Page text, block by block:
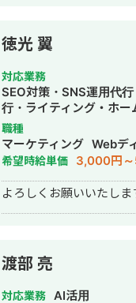
オートメーションを使い
Slack・各種AIツールを
な業務を自動化させるこ
ているので、業務改善も
す。 いかなる仕事であれ頂いた仕事に
対して、精神誠意ご対応
す。 宜しくお願い致しま
イドセールス・フィール
職種・22業務領域をF-1
に分解し、218の詳細作
ルまで体系化。各タスク
分（A〜D）・ROI・工
自フレームワークにより
ライズ企業のセールス
リブンに設計・実行でき
Uber Eats Japan等の大
ルスオペレーション改
るほか、自社プロダクト
AI」（中小企業向け
開発・事業化の実証実績
在は某AIベンチャーの執
ンサルティング事業責任
徳光 翼
対応業務
SEO対策・SNS運用代
行・ライティング・ホー
作・作成・AI活用
職種
マーケティング Webデ
希望時給単価 3,000円
よろしくお願いいたしま
渡部 亮
対応業務 AI活用